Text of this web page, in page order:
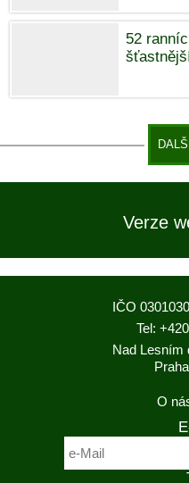
52
Verze
IČO
Tel:
Nad Lesním
O